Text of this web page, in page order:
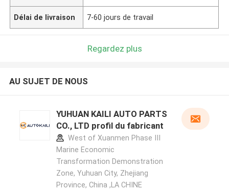
Délai de livraison 7-60 jours de travail
Regardez plus
AU SUJET DE NOUS
YUHUAN KAILI AUTO PARTS
CO., LTD profil du fabricant
West of Xuanmen Phase III
Marine Economic
Transformation Demonstration
Zone, Yuhuan City, Zhejiang
Province, China ,LA CHINE